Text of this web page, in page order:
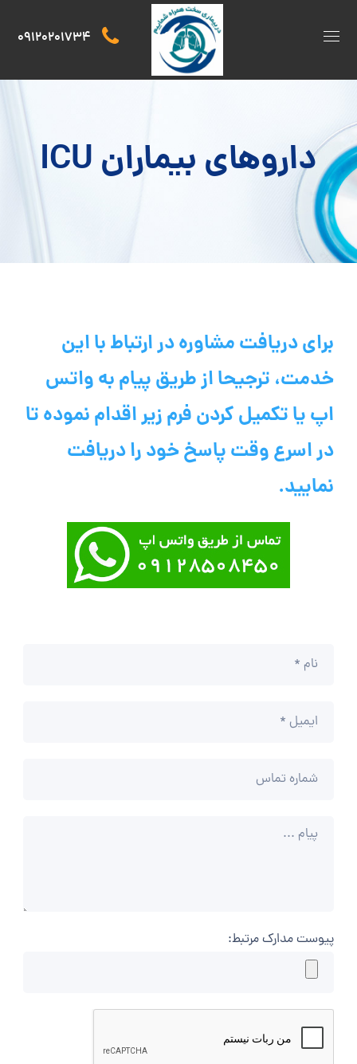
09120201734
داروهای بیماران ICU
برای دریافت مشاوره در ارتباط با این
خدمت، ترجیحا از طریق پیام به واتس
اپ یا تکمیل کردن فرم زیر اقدام نموده تا
در اسرع وقت پاسخ خود را دریافت
نمایید.
پیوست مدارک مرتبط: